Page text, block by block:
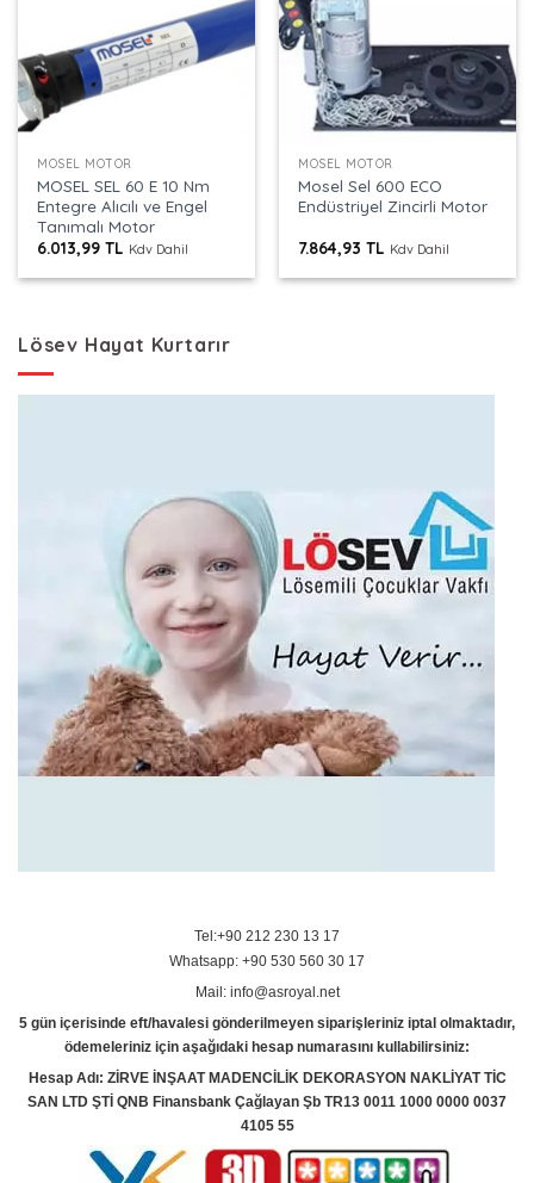
MOSEL MOTOR
MOSEL SEL 60 E 10 Nm
Entegre Alıcılı ve Engel
Tanımalı Motor
6.013,99TL Kdv Dahil
MOSEL MOTOR
Mosel Sel 600 ECO
Endüstriyel Zincirli Motor
7.864,93TL Kdv Dahil
Lösev Hayat Kurtarır
Tel:+90 212 230 13 17
Whatsapp: +90 530 560 30 17
Mail: info@asroyal.net
5 gün içerisinde eft/havalesi gönderilmeyen siparişleriniz iptal olmaktadır,
ödemeleriniz için aşağıdaki hesap numarasını kullabilirsiniz:
Hesap Adı: ZİRVE İNŞAAT MADENCİLİK DEKORASYON NAKLİYAT TİC
SAN LTD ŞTİ QNB Finansbank Çağlayan Şb TR13 0011 1000 0000 0037
4105 55